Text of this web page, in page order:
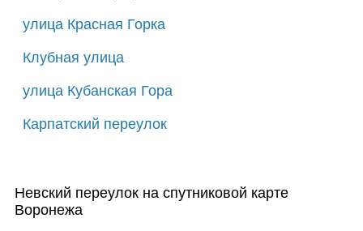
улица Красная Горка
Клубная улица
улица Кубанская Гора
Карпатский переулок
Невский переулок на спутниковой карте
Воронежа